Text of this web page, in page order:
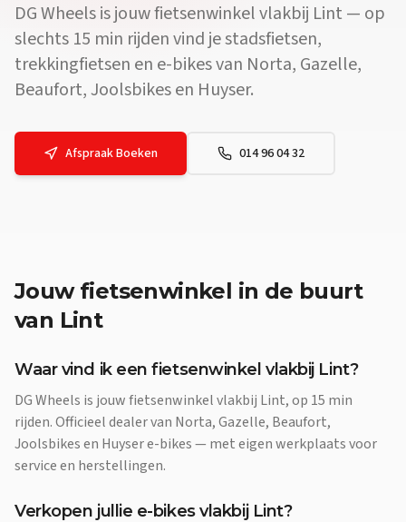
DG Wheels is jouw fietsenwinkel vlakbij Lint — op
slechts 15 min rijden vind je stadsfietsen,
trekkingfietsen en e-bikes van Norta, Gazelle,
Beaufort, Joolsbikes en Huyser.
Afspraak Boeken 014 96 04 32
Jouw fietsenwinkel in de buurt
van Lint
Waar vind ik een fietsenwinkel vlakbij Lint?
DG Wheels is jouw fietsenwinkel vlakbij Lint, op 15 min
rijden. Officieel dealer van Norta, Gazelle, Beaufort,
Joolsbikes en Huyser e-bikes — met eigen werkplaats voor
service en herstellingen.
Verkopen jullie e-bikes vlakbij Lint?